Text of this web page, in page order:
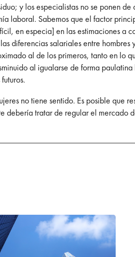
y los especialistas no se ponen
laboral. Sabemos que el factor
en especia] en las estimaciones a
diferencias salariales entre hombres
al de los primeros, tanto en lo
al igualarse de forma
no tiene sentido. Es posible que
debería tratar de regular el mercado